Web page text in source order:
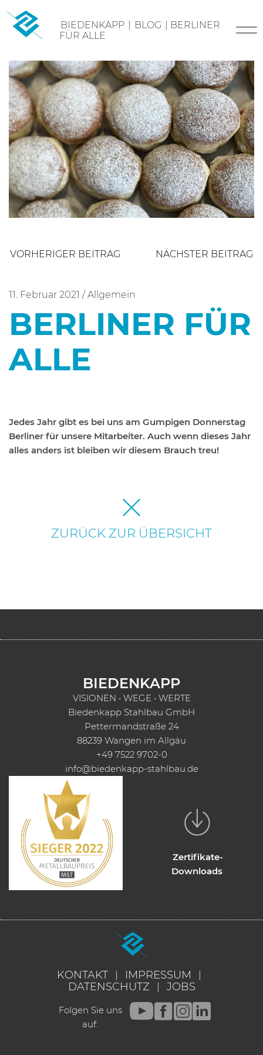
Skip
content
BIEDENKAPP BLOG
BERLINER
FÜR ALLE
Beitragsnavigation
VORHERIGER BEITRAG NÄCHSTER BEITRAG
11. Februar 2021 / Allgemein
BERLINER FÜR
ALLE
Jedes Jahr gibt es bei uns am Gumpigen Donnerstag
Berliner für unsere Mitarbeiter. Auch wenn dieses Jahr
alles anders ist bleiben wir diesem Brauch treu!
ZURÜCK ZUR ÜBERSICHT
BIEDENKAPP
VISIONEN • WEGE • WERTE
Biedenkapp Stahlbau GmbH
Pettermandstraße 24
88239 Wangen im Allgäu
+49 7522 9702-0
info@biedenkapp-stahlbau.de
Zertifikate-
Downloads
KONTAKT
IMPRESSUM
DATENSCHUTZ
JOBS
Folgen Sie uns
auf: